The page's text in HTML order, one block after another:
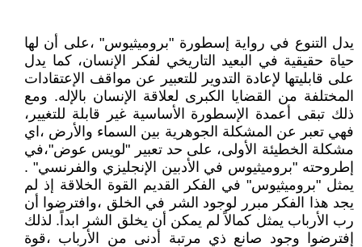
يدل التنوع في رواية إسطورة "بروميثيوس" ،على أن لها
حياة حقيقية في البعيد التاريخي لفكر الإنسان، كما يدل
على قابليتها لإعادة التدوير للتعبير عن مواقف الإعتقادات
المختلفة من القضايا الكبرى لعلاقة الإنسان بالإله. ومع
ذلك تبقى أعمدة الإسطورة الأساسية غير قابلة للتغيير،
فهي تعبر عن المشكلة الجوهرية بين السماء والأرض ،اي
مشكلة الخطيئة الأولى، على حد تعبير "لويس عوض"،في
إطروحته "بروميثيوس في الأدبين الإنجليزي والفرنسي" .
يمثل "بروميثيوس" في الفكر القديم القوة الخلاقة إذ لم
يجد هذا الفكر مبرر لوجود الشر في الخلق ،وافترضوا أن
رب الأرباب يمثل كمالاً لم يمكن أن يخلق الشر ابداً. لذلك
إفترضوا وجود صانع ذي مرتبة أدنى من الأرباب ،قوة